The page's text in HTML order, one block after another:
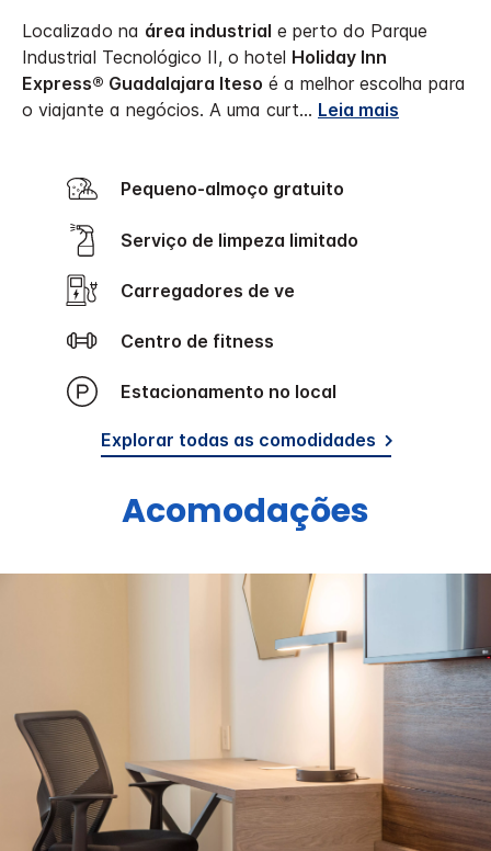
Localizado na área industrial e perto do Parque
Industrial Tecnológico II, o hotel Holiday Inn
Express® Guadalajara Iteso é a melhor escolha para
o viajante a negócios. A uma curt... Leia mais
Pequeno-almoço gratuito
Serviço de limpeza limitado
Carregadores de ve
Centro de fitness
Estacionamento no local
Explorar todas as comodidades
Acomodações